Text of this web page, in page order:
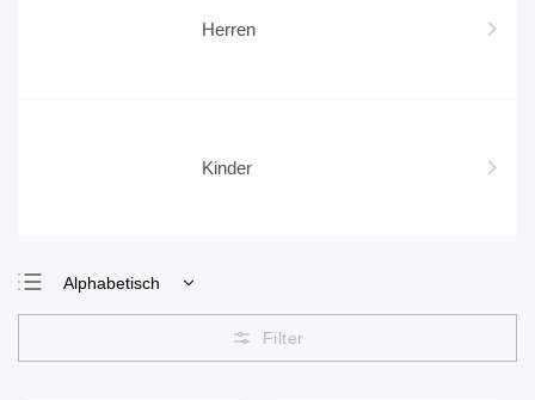
Herren
Kinder
Alphabetisch
Günstigste
Teuerste